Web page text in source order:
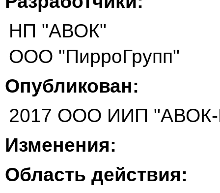
НП "АВОК"
ООО "ПирроГрупп"
Опубликован:
2017 ООО ИИП
Изменения:
Область действия: